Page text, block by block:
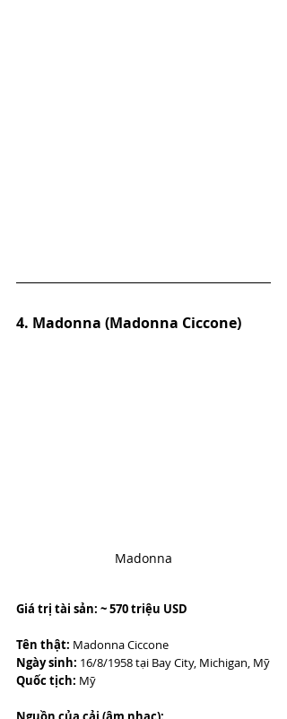
4. Madonna (Madonna Ciccone)
Madonna
Giá trị tài sản: ~ 570 triệu USD
Tên thật: Madonna Ciccone
Ngày sinh: 16/8/1958 tại Bay City, Michigan, Mỹ
Quốc tịch: Mỹ